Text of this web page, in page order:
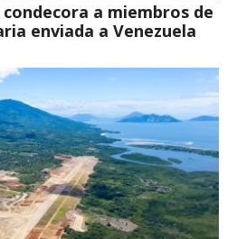
a miembros de
enviada a Venezuela